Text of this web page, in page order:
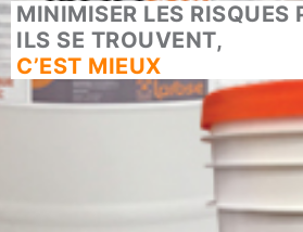
MINIMISER LES RISQUES
ILS SE TROUVENT,
C’EST MIEUX